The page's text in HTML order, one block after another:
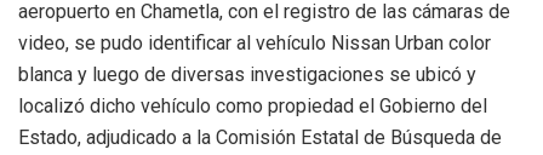
aeropuerto en Chametla, con el registro de las cámaras de
video, se pudo identificar al vehículo Nissan Urban color
blanca y luego de diversas investigaciones se ubicó y
localizó dicho vehículo como propiedad el Gobierno del
Estado, adjudicado a la Comisión Estatal de Búsqueda de